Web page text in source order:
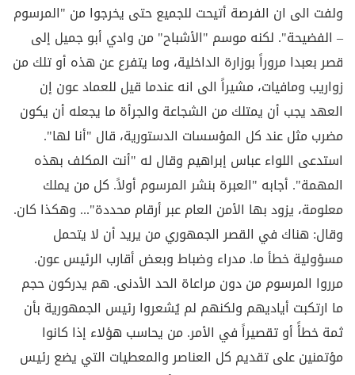
ولفت الى ان الفرصة أتيحت للجميع حتى يخرجوا من "المرسوم
– الفضيحة". لكنه موسم "الأشباح" من وادي أبو جميل إلى
قصر بعبدا مروراً بوزارة الداخلية، وما يتفرع عن هذه أو تلك من
زواريب ومافيات، مشيراً الى انه عندما قيل للعماد عون إن
العهد يجب أن يمتلك من الشجاعة والجرأة ما يجعله أن يكون
مضرب مثل عند كل المؤسسات الدستورية، قال "أنا لها".
استدعى اللواء عباس إبراهيم وقال له "أنت المكلف بهذه
المهمة". أجابه "العبرة بنشر المرسوم أولاً. كل من يملك
معلومة، يزود بها الأمن العام عبر أرقام محددة"... وهكذا كان.
وقال: هناك في القصر الجمهوري من يريد أن لا يتحمل
مسؤولية خطأ ما. مدراء وضباط وبعض أقارب الرئيس عون.
مرروا المرسوم من دون مراعاة الحد الأدنى. هم يدركون حجم
ما ارتكبت أياديهم ولكنهم لم يُشعروا رئيس الجمهورية بأن
ثمة خطأً أو تقصيراً في الأمر. من يحاسب هؤلاء إذا كانوا
مؤتمنين على تقديم كل العناصر والمعطيات التي يضع رئيس